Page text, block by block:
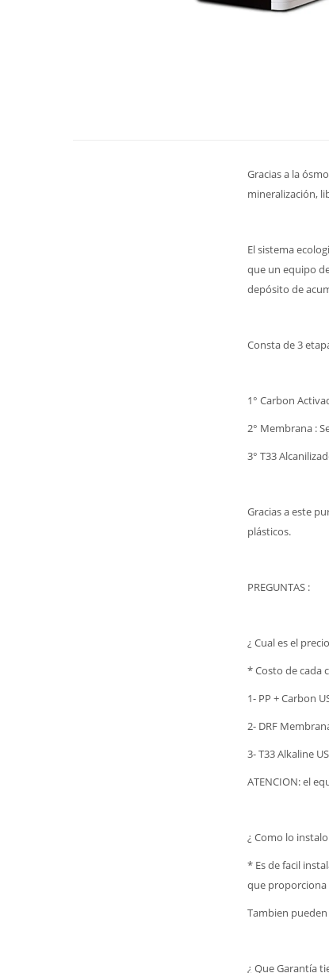
Gracias a la
mineralización,
El sistema
que un equipo
depósito de
Consta de 3
1° Carbon
2° Membrana :
3° T33
Gracias a este
plásticos.
PREGUNTAS :
¿ Cual es el
* Costo de cada
1- PP + Carbon
2- DRF
3- T33 Alkaline
ATENCION: el
¿ Como lo instalo
* Es de facil
que proporciona
Tambien
¿ Que Garantía